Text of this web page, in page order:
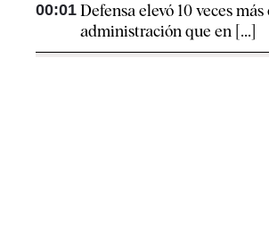
00:01 Defensa elevó 10 veces
administración que en [...]